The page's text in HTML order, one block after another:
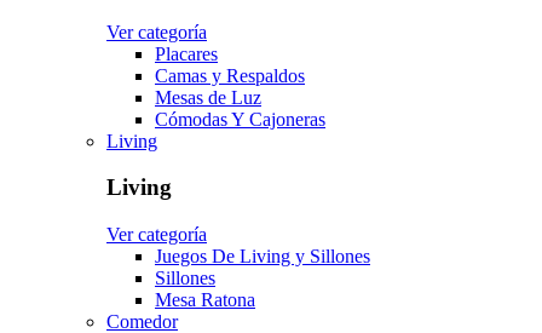
Ver categoría
Placares
Camas y Respaldos
Mesas de Luz
Cómodas Y Cajoneras
Living
Living
Ver categoría
Juegos De Living y Sillones
Sillones
Mesa Ratona
Comedor